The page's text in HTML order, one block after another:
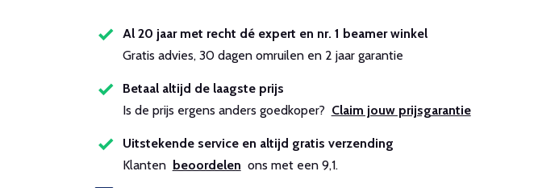
Al 20 jaar met recht dé expert en nr. 1 beamer winkel
Gratis advies, 30 dagen omruilen en 2 jaar garantie
Betaal altijd de laagste prijs
Is de prijs ergens anders goedkoper? Claim jouw prijsgarantie
Uitstekende service en altijd gratis verzending
Klanten beoordelen ons met een 9,1.